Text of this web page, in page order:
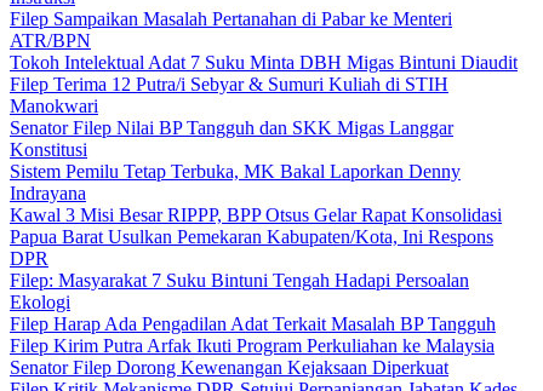
Filep Sampaikan Masalah Pertanahan di Pabar ke Menteri
ATR/BPN
Tokoh Intelektual Adat 7 Suku Minta DBH Migas Bintuni Diaudit
Filep Terima 12 Putra/i Sebyar & Sumuri Kuliah di STIH
Manokwari
Senator Filep Nilai BP Tangguh dan SKK Migas Langgar
Konstitusi
Sistem Pemilu Tetap Terbuka, MK Bakal Laporkan Denny
Indrayana
Kawal 3 Misi Besar RIPPP, BPP Otsus Gelar Rapat Konsolidasi
Papua Barat Usulkan Pemekaran Kabupaten/Kota, Ini Respons
DPR
Filep: Masyarakat 7 Suku Bintuni Tengah Hadapi Persoalan
Ekologi
Filep Harap Ada Pengadilan Adat Terkait Masalah BP Tangguh
Filep Kirim Putra Arfak Ikuti Program Perkuliahan ke Malaysia
Senator Filep Dorong Kewenangan Kejaksaan Diperkuat